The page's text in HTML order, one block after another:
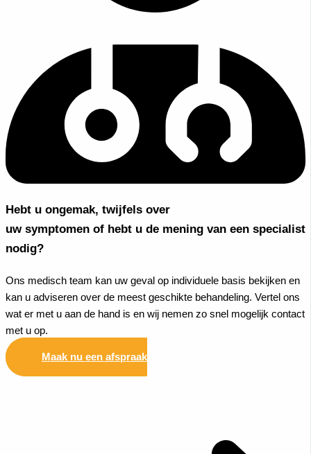
Hebt u ongemak, twijfels over
uw symptomen of hebt u de mening van een specialist
nodig?
Ons medisch team kan uw geval op individuele basis bekijken en
kan u adviseren over de meest geschikte behandeling. Vertel ons
wat er met u aan de hand is en wij nemen zo snel mogelijk contact
met u op.
Maak nu een afspraak